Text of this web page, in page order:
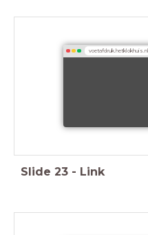
voetafdruk.hetklokhuis.nl
Slide 23 - Link